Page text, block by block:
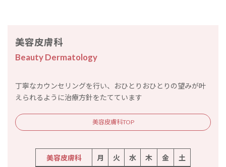
美容皮膚科
Beauty Dermatology
丁寧なカウンセリングを行い、おひとりおひとりの望みが叶
えられるように治療方針をたてています
美容皮膚科TOP
美容皮膚科 月 火 水 木 金 土